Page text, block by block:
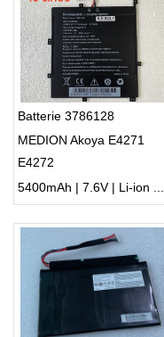
Batterie 3786128
MEDION Akoya E4271
E4272
5400mAh | 7.6V | Li-ion ...